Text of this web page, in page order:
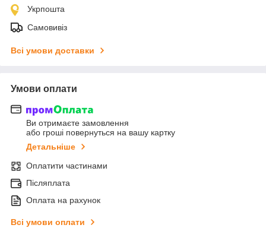
Укрпошта
Самовивіз
Всі умови доставки
Умови оплати
Ви отримаєте замовлення
або гроші повернуться на вашу картку
Детальніше
Оплатити частинами
Післяплата
Оплата на рахунок
Всі умови оплати